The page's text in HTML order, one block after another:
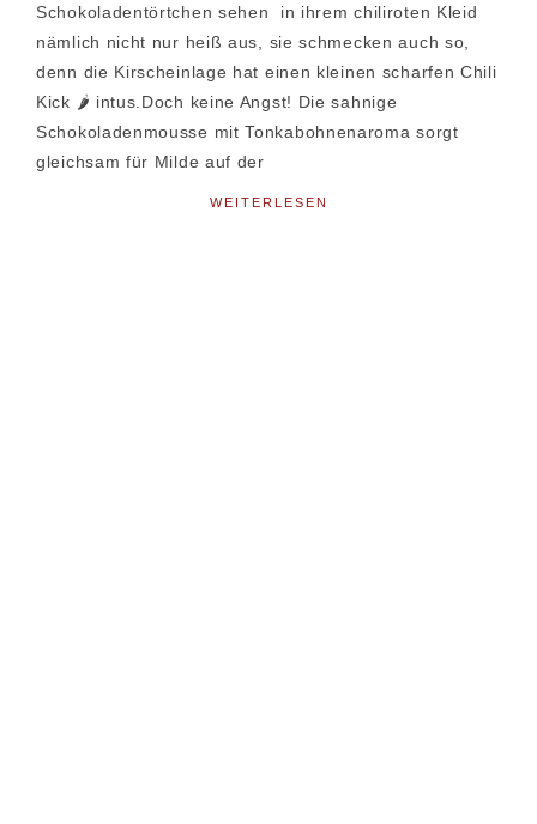
Schokoladentörtchen sehen in ihrem chiliroten Kleid
nämlich nicht nur heiß aus, sie schmecken auch so,
denn die Kirscheinlage hat einen kleinen scharfen Chili
Kick 🌶 intus.Doch keine Angst! Die sahnige
Schokoladenmousse mit Tonkabohnenaroma sorgt
gleichsam für Milde auf der
WEITERLESEN